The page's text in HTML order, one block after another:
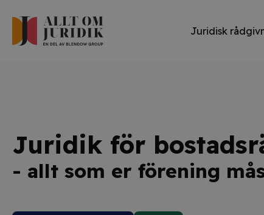
Juridisk
Juridik för
- allt som er förening